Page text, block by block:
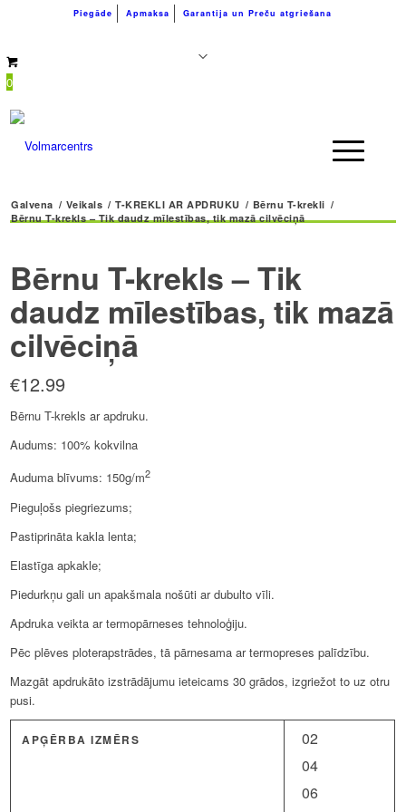
Piegāde Apmaksa Garantija un Preču atgriešana
0
Galvena / Veikals / T-KREKLI AR APDRUKU / Bērnu T-krekli /
Bērnu T-krekls – Tik daudz mīlestības, tik mazā cilvēciņā
Bērnu T-krekls – Tik
daudz mīlestības, tik mazā
cilvēciņā
€12.99
Bērnu T-krekls ar apdruku.
Audums: 100% kokvilna
Auduma blīvums: 150g/m2
Pieguļošs piegriezums;
Pastiprināta kakla lenta;
Elastīga apkakle;
Piedurkņu gali un apakšmala nošūti ar dubulto vīli.
Apdruka veikta ar termopārneses tehnoloģiju.
Pēc plēves ploterapstrādes, tā pārnesama ar termopreses palīdzību.
Mazgāt apdrukāto izstrādājumu ieteicams 30 grādos, izgriežot to uz otru
pusi.
APĢĒRBA IZMĒRS
02
04
06